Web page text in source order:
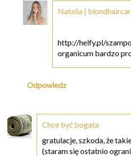
Natalia |
http://helfy.pl/
organicum bardzo
Odpowiedz
Chce być bogata
gratulacje, szkoda, że
(staram się ostatnio